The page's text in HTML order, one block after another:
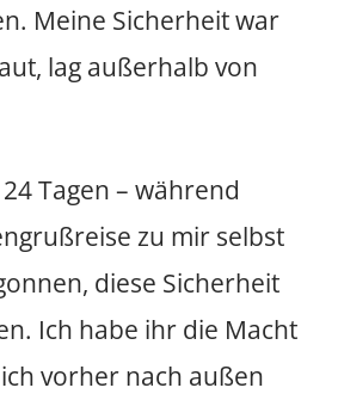
Meine Sicherheit war
lag außerhalb von
Tagen – während
zu mir selbst
diese Sicherheit
Ich habe ihr die Macht
vorher nach außen